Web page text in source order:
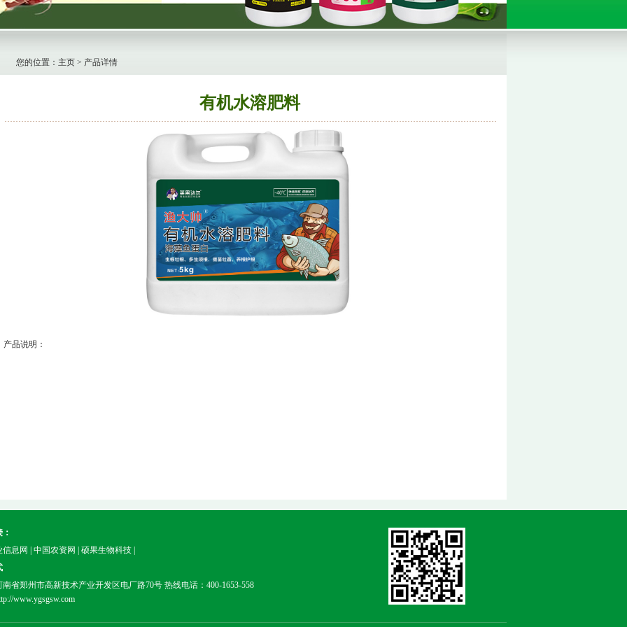
您的位置： 主页> 产品详情
有机水溶肥料
产品说明：
信息网
中国农资网 硕果生物科技
南省郑州市高新技术产业开发区电厂路70号 热线电话：400-1653-558
www.ygsgsw.com